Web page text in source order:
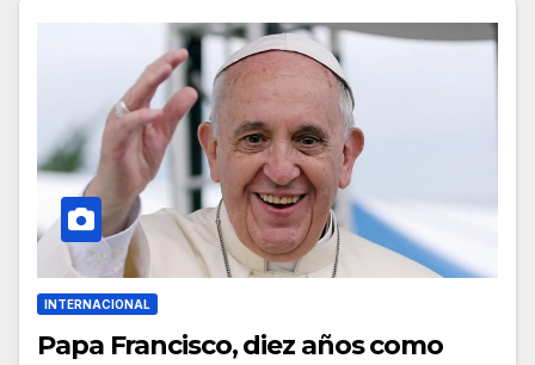
INTERNACIONAL
Papa Francisco, diez años como